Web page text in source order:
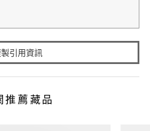
引用資訊
推薦藏品